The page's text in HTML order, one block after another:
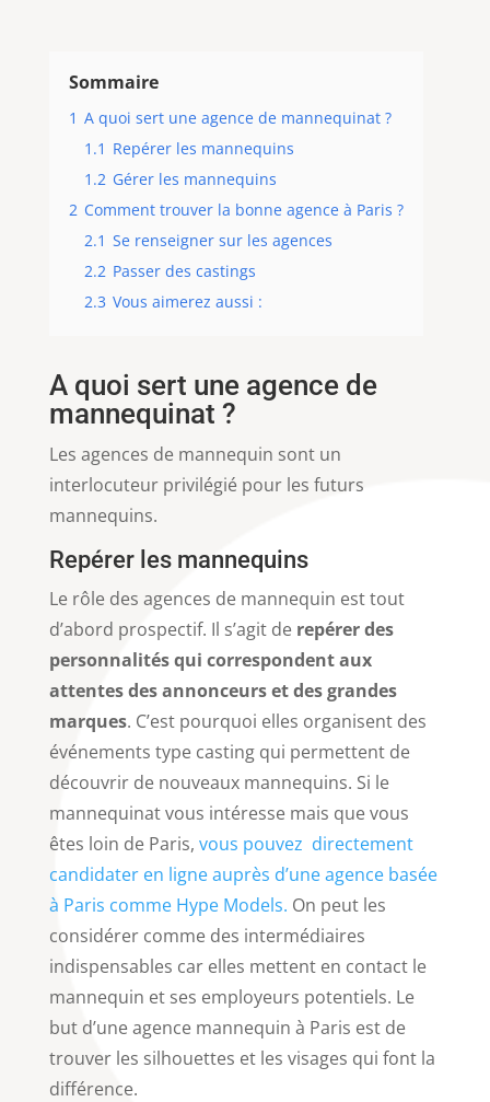
Sommaire
1 A quoi sert une agence de mannequinat ?
1.1 Repérer les mannequins
1.2 Gérer les mannequins
2 Comment trouver la bonne agence à Paris ?
2.1 Se renseigner sur les agences
2.2 Passer des castings
2.3 Vous aimerez aussi :
A quoi sert une agence de
mannequinat ?
Les agences de mannequin sont un
interlocuteur privilégié pour les futurs
mannequins.
Repérer les mannequins
Le rôle des agences de mannequin est tout
d’abord prospectif. Il s’agit de repérer des
personnalités qui correspondent aux
attentes des annonceurs et des grandes
marques. C’est pourquoi elles organisent des
événements type casting qui permettent de
découvrir de nouveaux mannequins. Si le
mannequinat vous intéresse mais que vous
êtes loin de Paris, vous pouvez directement
candidater en ligne auprès d’une agence basée
à Paris comme Hype Models. On peut les
considérer comme des intermédiaires
indispensables car elles mettent en contact le
mannequin et ses employeurs potentiels. Le
but d’une agence mannequin à Paris est de
trouver les silhouettes et les visages qui font la
différence.